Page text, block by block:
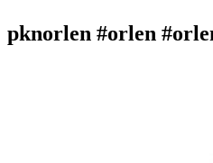
pknorlen #orlen